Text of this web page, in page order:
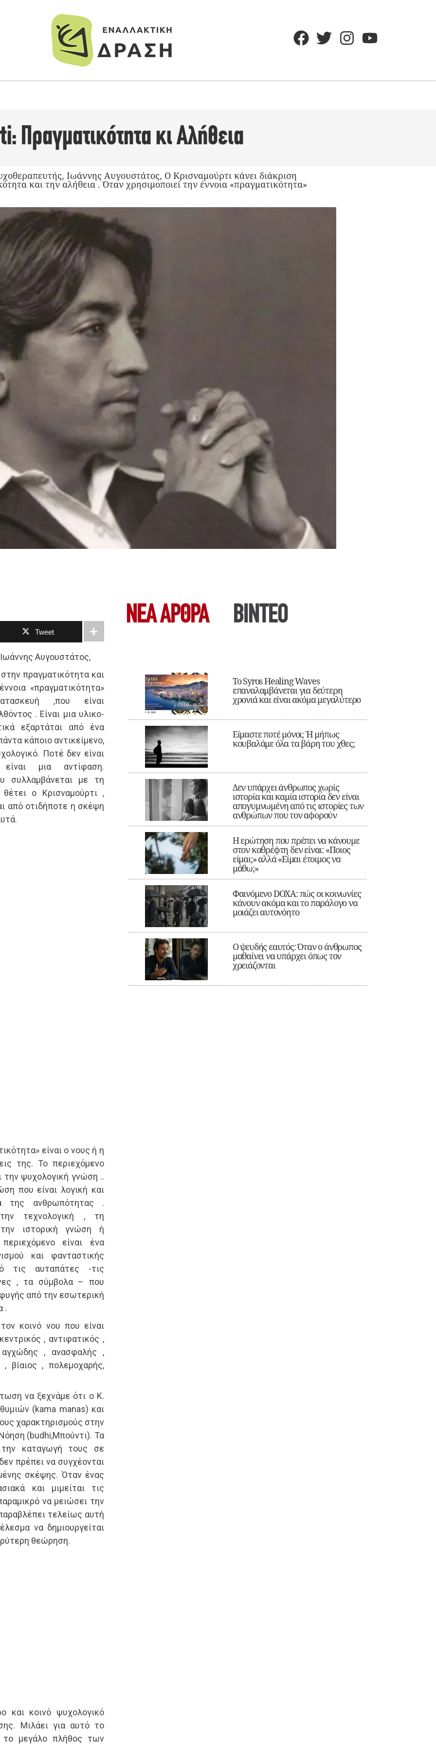
Πραγματικότητα κι Αλήθεια
Ιωάννης Αυγουστάτος, Ο Κρισναμούρτι κάνει διάκριση
και την αλήθεια . Όταν χρησιμοποιεί την έννοια «πραγματικότητα»
Tweet
Αυγουστάτος,
πραγματικότητα και
«πραγματικότητα»
,που είναι
. Είναι μια υλικο-
εξαρτάται από ένα
κάποιο αντικείμενο,
Ποτέ δεν είναι
μια αντίφαση.
συλλαμβάνεται με τη
ο Κρισναμούρτι ,
από οτιδήποτε η σκέψη
είναι ο νους ή η
της. Το περιεχόμενο
την ψυχολογική γνώση ..
που είναι λογική και
της ανθρωπότητας .
τεχνολογική , τη
ιστορική γνώση ή
είναι ένα
και φανταστικής
τις αυταπάτες -τις
, τα σύμβολα – που
από την εσωτερική
.
κοινό νου που είναι
, αντιφατικός ,
αγχώδης , ανασφαλής ,
, βίαιος , πολεμοχαρής,
να ξεχνάμε ότι ο Κ.
(kama manas) και
χαρακτηρισμούς στην
(budhi,Μπούντι). Τα
καταγωγή τους σε
πρέπει να συγχέονται
σκέψης. Όταν ένας
και μιμείται τις
να μειώσει την
τελείως αυτή
να δημιουργείται
θεώρηση.
κοινό ψυχολογικό
Μιλάει για αυτό το
το μεγάλο πλήθος των
ΝΕΑ ΆΡΘΡΑ ΒΙΝΤΕΟ
Το Syros Healing Waves
επαναλαμβάνεται για δεύτερη
χρονιά και είναι ακόμα μεγαλύτερο
Είμαστε ποτέ μόνοι; Ή μήπως
κουβαλάμε όλα τα βάρη του χθες;
Δεν υπάρχει άνθρωπος χωρίς
ιστορία και καμία ιστορία δεν είναι
απογυμνωμένη από τις ιστορίες των
ανθρώπων που τον αφορούν
Η ερώτηση που πρέπει να κάνουμε
στον καθρέφτη δεν είναι: «Ποιος
είμαι;» αλλά «Είμαι έτοιμος να
μάθω;»
Φαινόμενο DOXA: πώς οι κοινωνίες
κάνουν ακόμα και το παράλογο να
μοιάζει αυτονόητο
Ο ψευδής εαυτός: Όταν ο άνθρωπος
μαθαίνει να υπάρχει όπως τον
χρειάζονται